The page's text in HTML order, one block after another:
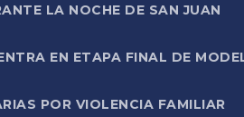
LA NOCHE DE SAN JUAN
EN ETAPA FINAL DE
POR VIOLENCIA FAMILIAR